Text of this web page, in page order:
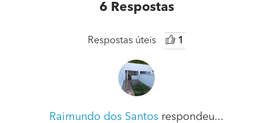
6 Respostas
Respostas úteis 1
Raimundo dos Santos respondeu...